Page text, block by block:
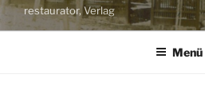
restaurator, Verlag
Menü